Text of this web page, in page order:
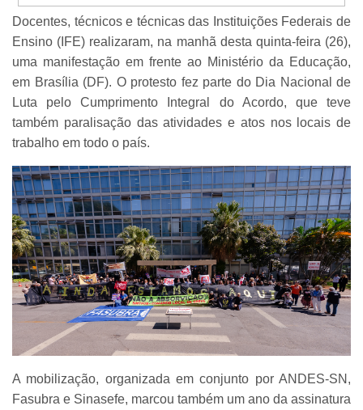
Docentes, técnicos e técnicas das Instituições Federais de
Ensino (IFE) realizaram, na manhã desta quinta-feira (26),
uma manifestação em frente ao Ministério da Educação,
em Brasília (DF). O protesto fez parte do Dia Nacional de
Luta pelo Cumprimento Integral do Acordo, que teve
também paralisação das atividades e atos nos locais de
trabalho em todo o país.
A mobilização, organizada em conjunto por ANDES-SN,
Fasubra e Sinasefe, marcou também um ano da assinatura